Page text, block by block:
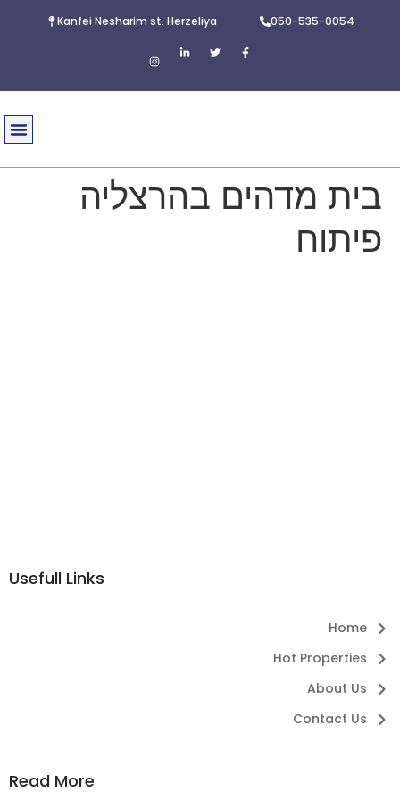
050-535-0054
Kanfei Nesharim st. Herzeliya
בית מדהים בהרצליה
פיתוח
Usefull Links
Home
Hot Properties
About Us
Contact Us
Read More